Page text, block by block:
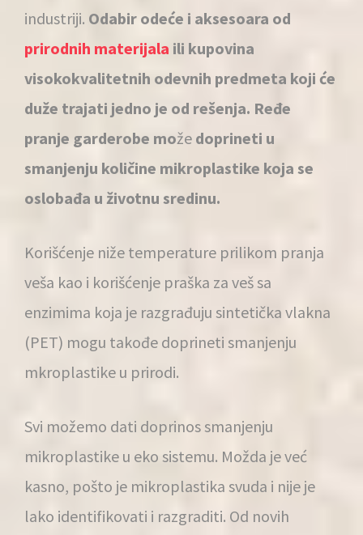
industriji. Odabir odeće i aksesoara od
prirodnih materijala ili kupovina
visokokvalitetnih odevnih predmeta koji će
duže trajati jedno je od rešenja. Ređe
pranje garderobe može doprineti u
smanjenju količine mikroplastike koja se
oslobađa u životnu sredinu.
Korišćenje niže temperature prilikom pranja
veša kao i korišćenje praška za veš sa
enzimima koja je razgrađuju sintetička vlakna
(PET) mogu takođe doprineti smanjenju
mkroplastike u prirodi.
Svi možemo dati doprinos smanjenju
mikroplastike u eko sistemu. Možda je već
kasno, pošto je mikroplastika svuda i nije je
lako identifikovati i razgraditi. Od novih